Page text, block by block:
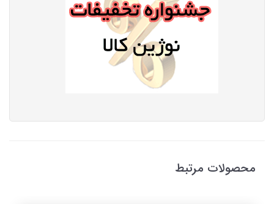
محصولات مرتبط